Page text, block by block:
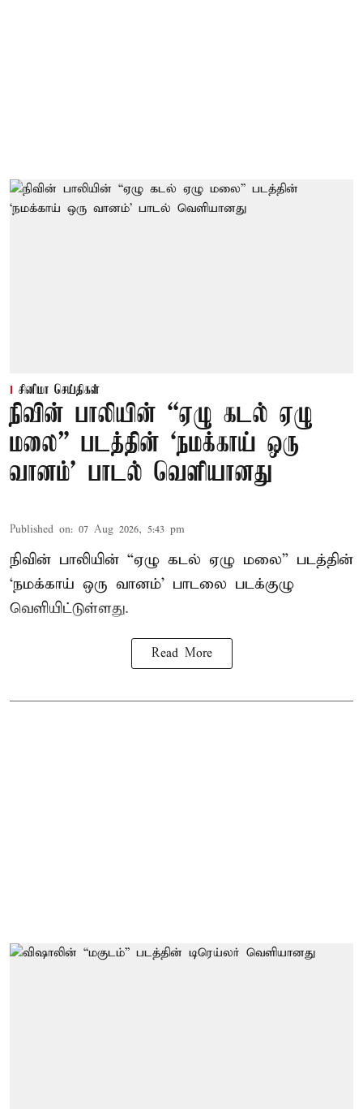
சினிமா செய்திகள்
நிவின் பாலியின் “ஏழு கடல் ஏழு
மலை” படத்தின் ‘நமக்காய் ஒரு
வானம்’ பாடல் வெளியானது
Published on: 07 Aug 2026, 5:43 pm
நிவின் பாலியின் “ஏழு கடல் ஏழு மலை” படத்தின்
‘நமக்காய் ஒரு வானம்’ பாடலை படக்குழு
வெளியிட்டுள்ளது.
Read More